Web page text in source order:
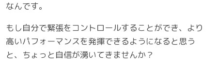
なんです。
もし自分で緊張をコントロールすることができ、より
高いパフォーマンスを発揮できるようになると思う
と、ちょっと自信が湧いてきませんか？